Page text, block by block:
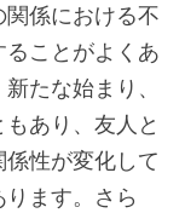
係における不
ことがよくあ
たな始まり、
あり、友人と
性が変化して
ます。さら